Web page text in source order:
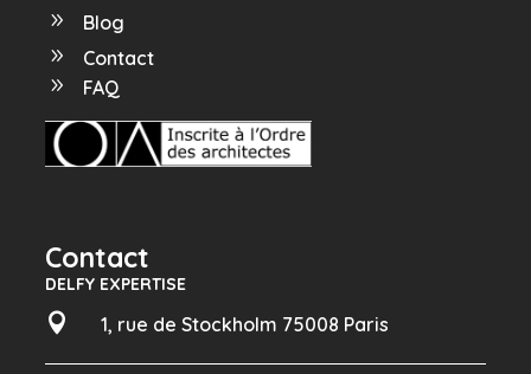
9
Blog
9
Contact
9
FAQ
Contact
DELFY EXPERTISE
 1, rue de Stockholm 75008 Paris